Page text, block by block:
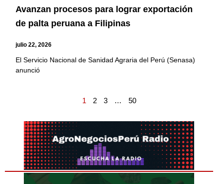
Avanzan procesos para lograr exportación
de palta peruana a Filipinas
julio 22, 2026
El Servicio Nacional de Sanidad Agraria del Perú (Senasa)
anunció
1 2 3 … 50